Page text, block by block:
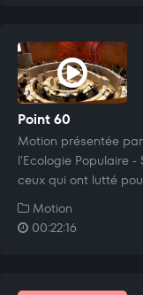
Point 60
Motion présentée
l'Ecologie Populaire
ceux qui ont lutté
Motion
00:22:16